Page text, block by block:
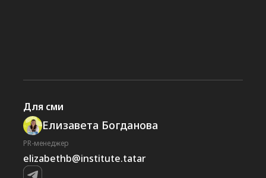
Для сми
Елизавета Богданова
PR-менеджер
elizabethb@institute.tatar